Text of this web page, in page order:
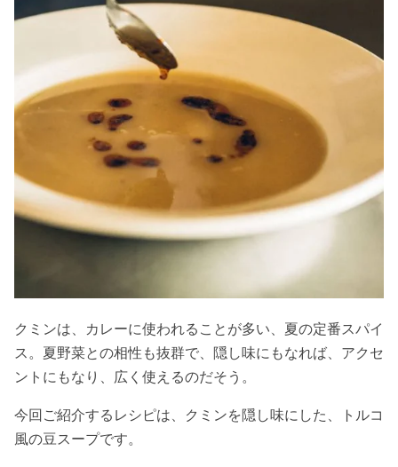
クミンは、カレーに使われることが多い、夏の定番スパイ
ス。夏野菜との相性も抜群で、隠し味にもなれば、アクセ
ントにもなり、広く使えるのだそう。
今回ご紹介するレシピは、クミンを隠し味にした、トルコ
風の豆スープです。